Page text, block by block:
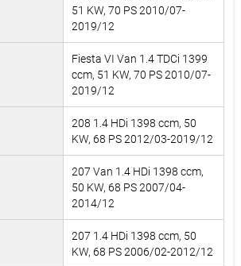
51 KW, 70 PS 2010/07-
2019/12
Fiesta VI Van 1.4 TDCi 1399
ccm, 51 KW, 70 PS 2010/07-
2019/12
208 1.4 HDi 1398 ccm, 50
KW, 68 PS 2012/03-2019/12
207 Van 1.4 HDi 1398 ccm,
50 KW, 68 PS 2007/04-
2014/12
207 1.4 HDi 1398 ccm, 50
KW, 68 PS 2006/02-2012/12